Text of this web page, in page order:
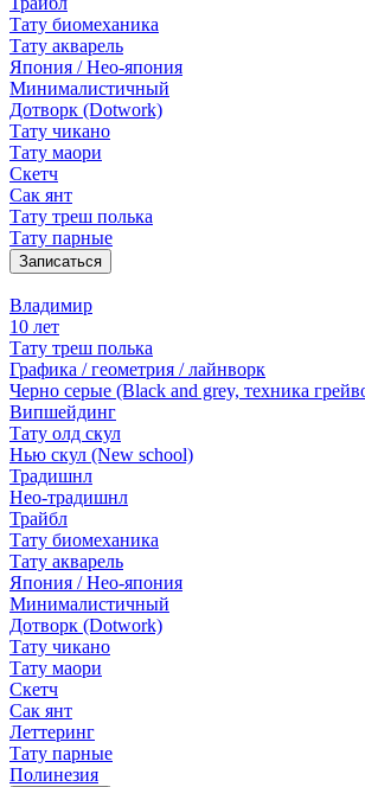
Тату биомеханика
Тату акварель
Япония / Нео-япония
Минималистичный
Дотворк (Dotwork)
Тату чикано
Тату маори
Скетч
Сак янт
Тату треш полька
Тату парные
Записаться
Владимир
10 лет
Тату треш полька
Графика / геометрия / лайнворк
Черно серые (Black and grey, техника
Випшейдинг
Тату олд скул
Нью скул (New school)
Традишнл
Нео-традишнл
Трайбл
Тату биомеханика
Тату акварель
Япония / Нео-япония
Минималистичный
Дотворк (Dotwork)
Тату чикано
Тату маори
Скетч
Сак янт
Леттеринг
Тату парные
Полинезия